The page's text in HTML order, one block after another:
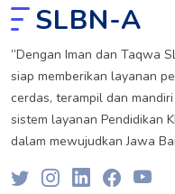
SLBN-A
”Dengan Iman dan Taqwa
siap memberikan layanan
cerdas, terampil dan
sistem layanan Pendidikan
dalam mewujudkan Jawa